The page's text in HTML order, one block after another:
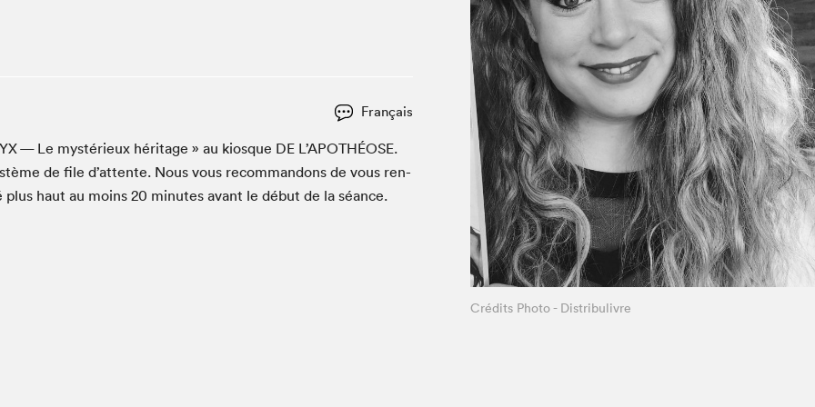
Le Salon dans ta classe
Liseur Public
Matinées scolaires Hydro-Québec
À propos du Salon
Liste des exposant·e·s
Liste des auteur·rice·s
Français
YX— Le mys­térieux héritage » au kiosque DEL’APOTHÉOSE.
de file d’at­tente. Nous vous recom­man­dons de vous ren­
plus haut au moins 20 min­utes avant le début de la séance.
Crédits Photo - Distribulivre